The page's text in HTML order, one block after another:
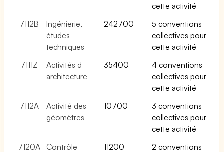
cette activité
7112B
Ingénierie,
études
techniques
242700
5 conventions
collectives pour
cette activité
7111Z
Activités d
architecture
35400
4 conventions
collectives pour
cette activité
7112A
Activité des
géomètres
10700
3 conventions
collectives pour
cette activité
7120A
Contrôle
11200
2 conventions